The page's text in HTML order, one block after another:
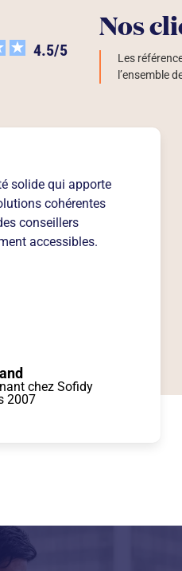
4.5/5
Nos
Les
l’ensemble
solide qui apporte
cohérentes
conseillers
accessibles.
chez Sofidy
2007